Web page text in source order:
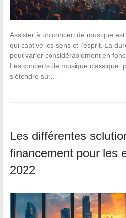
Assister à un concert de musique
qui captive les sens et l’esprit. La
peut varier considérablement en
Les concerts de musique classique,
s’étendre sur…
Les différentes
financement pour les
2022